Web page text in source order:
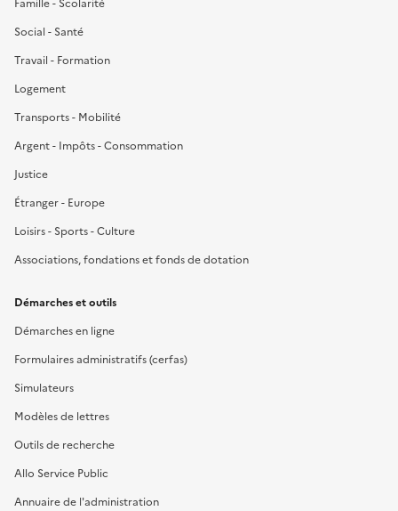
Famille - Scolarité
Social - Santé
Travail - Formation
Logement
Transports - Mobilité
Argent - Impôts - Consommation
Justice
Étranger - Europe
Loisirs - Sports - Culture
Associations, fondations et fonds de dotation
Démarches et outils
Démarches en ligne
Formulaires administratifs (cerfas)
Simulateurs
Modèles de lettres
Outils de recherche
Allo Service Public
Annuaire de l'administration